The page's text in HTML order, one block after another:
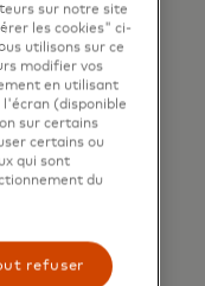
pro bono
sur notre site
les cookies" ci-
utilisons sur ce
modifier vos
en utilisant
l'écran (disponible
sur certains
certains ou
qui sont
du
refuser